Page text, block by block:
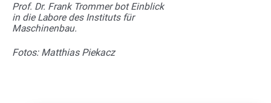
Prof. Dr. Frank Trommer bot Einblick
in die Labore des Instituts für
Maschinenbau.
Fotos: Matthias Piekacz